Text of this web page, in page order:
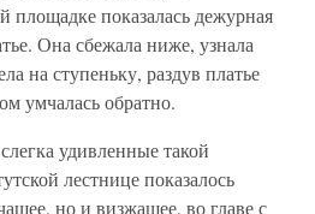
показалась дежурная
Она сбежала ниже, узнала
на ступеньку, раздув платье
умчалась обратно.
удивленные такой
лестнице показалось
но и визжащее, во главе с